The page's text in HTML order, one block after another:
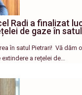
Radi a finalizat
de gaze în
în satul Pietrari! ​ Vă dăm
a rețelei de…